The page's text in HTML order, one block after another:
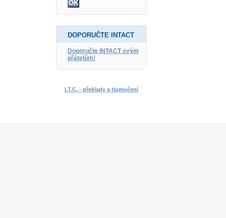
DOPORUČTE INTACT
Doporučte INTACT svým
přátelům!
I.T.C. - překlady a tlumočení